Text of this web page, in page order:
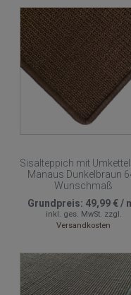
Sisalteppich mit
Manaus Dunkelbraun
Wunschmaß
Grundpreis: 49,99 €/
inkl. ges. MwSt. zzgl.
Versandkosten